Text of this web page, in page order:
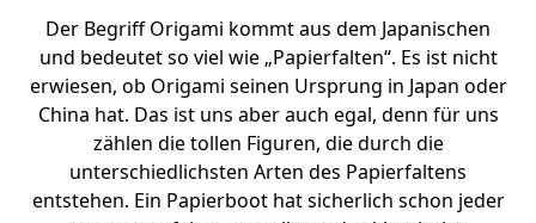
Der Begriff Origami kommt aus dem Japanischen
und bedeutet so viel wie „Papierfalten“. Es ist nicht
erwiesen, ob Origami seinen Ursprung in Japan oder
China hat. Das ist uns aber auch egal, denn für uns
zählen die tollen Figuren, die durch die
unterschiedlichsten Arten des Papierfaltens
entstehen. Ein Papierboot hat sicherlich schon jeder